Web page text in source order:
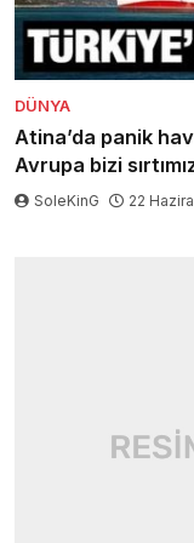
DÜNYA
Atina’da panik
Avrupa bizi
SoleKinG 22